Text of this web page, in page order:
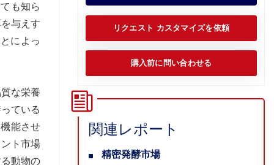
も知ら
与えす
によっ
な栄養
ている
能させ
ト市場
動物の
リクエスト カスタマイズを依頼
購入前に問い合わせる
関連レポート
精密発酵市場